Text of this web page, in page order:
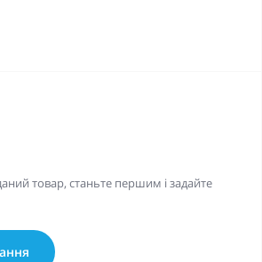
товар, станьте першим і задайте